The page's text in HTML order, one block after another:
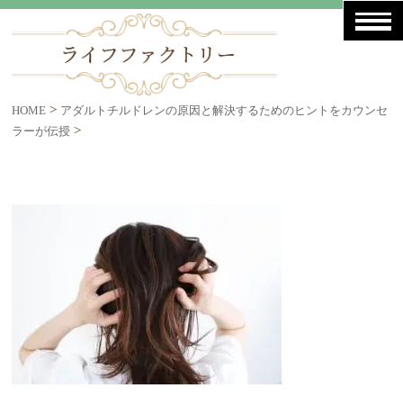
HOME > アダルトチルドレンの原因と解決するためのヒントをカウンセ
ラーが伝授 >